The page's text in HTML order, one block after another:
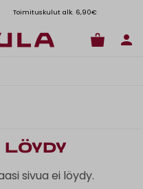
Toimituskulut alk. 6,90€
löydy
sivua ei löydy.